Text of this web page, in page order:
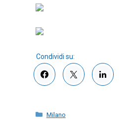
Categorie
Milano